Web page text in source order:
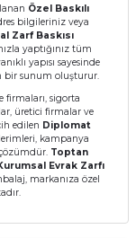
Özel Baskılı
bilgileriniz veya
Zarf Baskısı
yaptığınız tüm
yapısı sayesinde
bir sunum oluşturur.
firmaları, sigorta
üretici firmalar ve
edilen Diplomat
kampanya
Toptan
Evrak Zarfı
markanıza özel